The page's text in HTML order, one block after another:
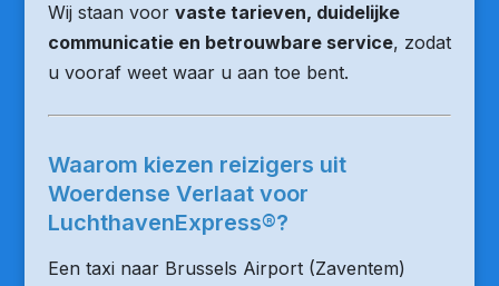
Wij staan voor vaste tarieven, duidelijke
communicatie en betrouwbare service, zodat
u vooraf weet waar u aan toe bent.
Waarom kiezen reizigers uit
Woerdense Verlaat voor
LuchthavenExpress®?
Een taxi naar Brussels Airport (Zaventem)